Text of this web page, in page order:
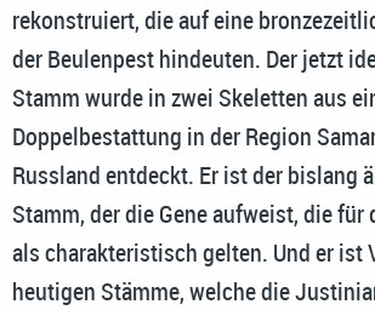
rekonstruiert, die auf eine
der Beulenpest hindeuten. Der jetzt
Stamm wurde in zwei Skeletten aus
Doppelbestattung in der Region
Russland entdeckt. Er ist der bislang
Stamm, der die Gene aufweist, die für
als charakteristisch gelten. Und er ist
heutigen Stämme, welche die